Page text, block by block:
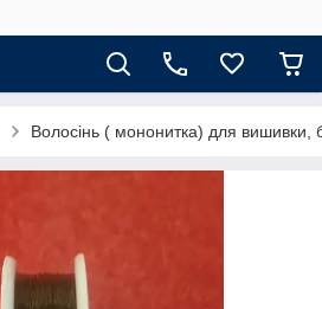
Волосінь ( мононитка) для вишивки,